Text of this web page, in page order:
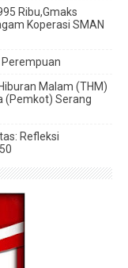
Ribu,Gmaks
Koperasi SMAN
Perempuan
Malam (THM)
(Pemkot) Serang
Refleksi